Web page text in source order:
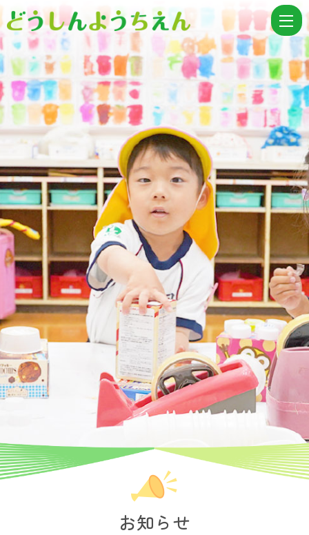
第
３
ス
マ
イ
ル
☺
|
学
校
法
人
同
心
学
園
同
心
幼
稚
園
お知らせ